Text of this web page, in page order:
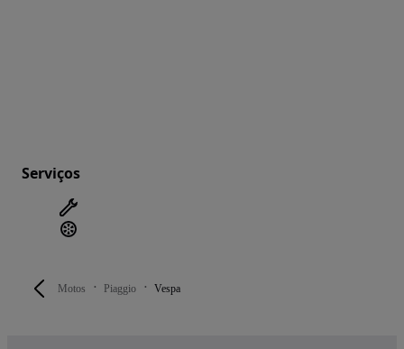
Motos Piaggio Vespa
Serviços